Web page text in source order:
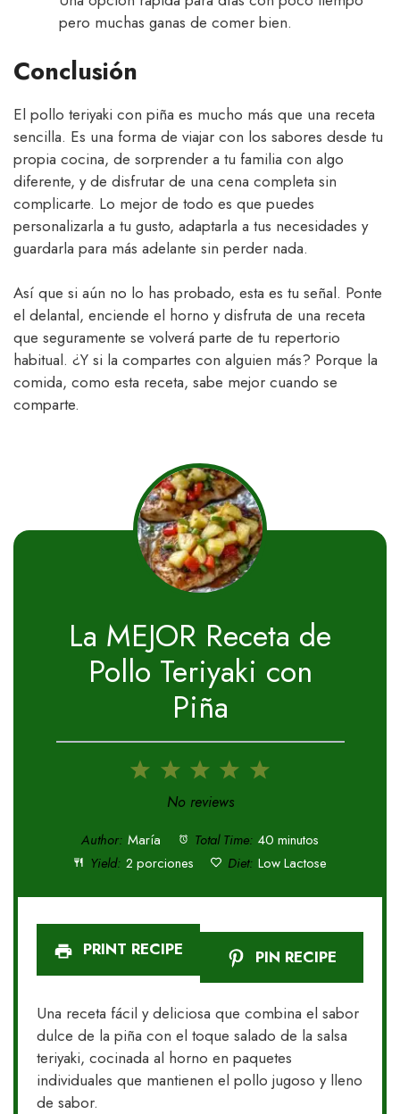
pero muchas ganas de comer bien.
Conclusión
El pollo teriyaki con piña es mucho más que una receta
sencilla. Es una forma de viajar con los sabores desde tu
propia cocina, de sorprender a tu familia con algo
diferente, y de disfrutar de una cena completa sin
complicarte. Lo mejor de todo es que puedes
personalizarla a tu gusto, adaptarla a tus necesidades y
guardarla para más adelante sin perder nada.
Así que si aún no lo has probado, esta es tu señal. Ponte
el delantal, enciende el horno y disfruta de una receta
que seguramente se volverá parte de tu repertorio
habitual. ¿Y si la compartes con alguien más? Porque la
comida, como esta receta, sabe mejor cuando se
comparte.
La MEJOR Receta de
Pollo Teriyaki con
Piña
5
4
3
Stars
2
Stars
1
Star
No reviews
Author: María Total Time: 40 minutos
Yield: 2 porciones Diet: Low Lactose
PRINT RECIPE PIN RECIPE
Una receta fácil y deliciosa que combina el sabor
dulce de la piña con el toque salado de la salsa
teriyaki, cocinada al horno en paquetes
individuales que mantienen el pollo jugoso y lleno
de sabor.